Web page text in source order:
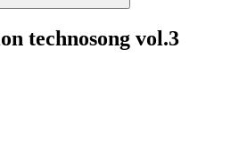
technosong vol.3